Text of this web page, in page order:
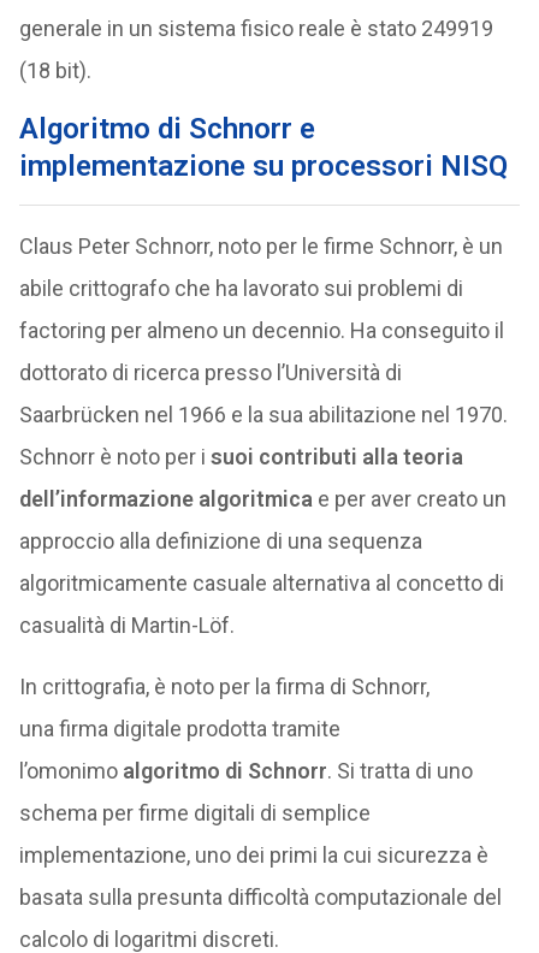
generale in un sistema fisico reale è stato 249919
(18 bit).
Algoritmo di Schnorr e
implementazione su processori NISQ
Claus Peter Schnorr, noto per le firme Schnorr, è un
abile crittografo che ha lavorato sui problemi di
factoring per almeno un decennio. Ha conseguito il
dottorato di ricerca presso l’Università di
Saarbrücken nel 1966 e la sua abilitazione nel 1970.
Schnorr è noto per i suoi contributi alla teoria
dell’informazione algoritmica e per aver creato un
approccio alla definizione di una sequenza
algoritmicamente casuale alternativa al concetto di
casualità di Martin-Löf.
In crittografia, è noto per la firma di Schnorr,
una firma digitale prodotta tramite
l’omonimo algoritmo di Schnorr. Si tratta di uno
schema per firme digitali di semplice
implementazione, uno dei primi la cui sicurezza è
basata sulla presunta difficoltà computazionale del
calcolo di logaritmi discreti.